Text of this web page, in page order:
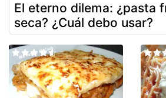
El eterno dilema: ¿pasta
seca? ¿Cuál debo usar?